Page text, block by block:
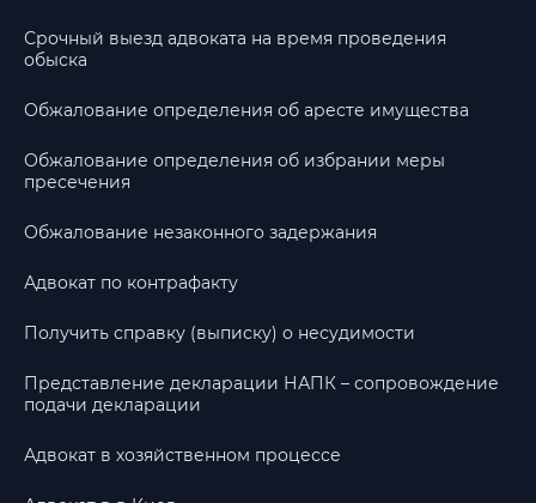
Срочный выезд адвоката на время проведения
обыска
Обжалование определения об аресте имущества
Обжалование определения об избрании меры
пресечения
Обжалование незаконного задержания
Адвокат по контрафакту
Получить справку (выписку) о несудимости
Представление декларации НАПК – сопровождение
подачи декларации
Адвокат в хозяйственном процессе